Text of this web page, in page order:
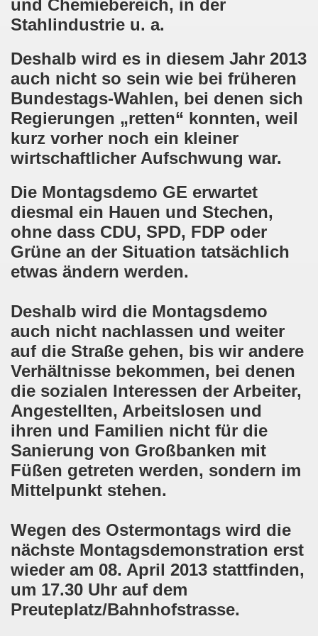
und Chemiebereich, in der
Stahlindustrie u. a.
Deshalb wird es in diesem Jahr 2013
auch nicht so sein wie bei früheren
Bundestags-Wahlen, bei denen sich
Regierungen „retten“ konnten, weil
kurz vorher noch ein kleiner
wirtschaftlicher Aufschwung war.
Die Montagsdemo GE erwartet
diesmal ein Hauen und Stechen,
ohne dass CDU, SPD, FDP oder
Grüne an der Situation tatsächlich
etwas ändern werden.
Deshalb wird die Montagsdemo
auch nicht nachlassen und weiter
auf die Straße gehen, bis wir andere
Verhältnisse bekommen, bei denen
die sozialen Interessen der Arbeiter,
Angestellten, Arbeitslosen und
ihren und Familien nicht für die
Sanierung von Großbanken mit
Füßen getreten werden, sondern im
Mittelpunkt stehen.
Wegen des Ostermontags wird die
nächste Montagsdemonstration erst
wieder am 08. April 2013 stattfinden,
um 17.30 Uhr auf dem
Preuteplatz/Bahnhofstrasse.
im neuen Jahr 2023 am 23.01.2023 mit
Bewegung am 21.11.2022: Sofortiger Stopp des
Montagsdemo-Bewegung am 14.11.2022 auf dem
Protest gegen die Preissteigerungen und für
am 10.10.2022: "Jin - Jiyan - Azadi -
ruft auf am 10.10.2022 zur Solidarität mit den
erst recht am 01.10.2022 nach Berlin zur
lädt am 12.09.2022 ein: Entlastungs-Paket
wir den III. Weltkrieg! Kommt zum Antikriegstag
ist bereit seit dem 22.08.2022 zu kämpfen
ruft auf am 22.08.2022 zum Protest und
Montagsdemo-Bewegung: Stärken wir
feierte am 11.07.2022 das 750. Jubiläum der
751. Gelsenkirchener Montagsdemo-Bewegung auf
gegen Inflation, gegen Armut und gegen die
Montagsdemo-Bewegung am 23.05.2022 - stärken wir
mich aktiv am 01.05.2022 im Zeichen des Kampfes
gleichermaßen bekämpfen am 28.03.2022 auf